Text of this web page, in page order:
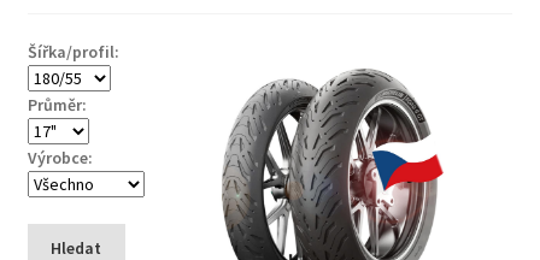
Šířka/profil:
Průměr:
Výrobce:
Hledat